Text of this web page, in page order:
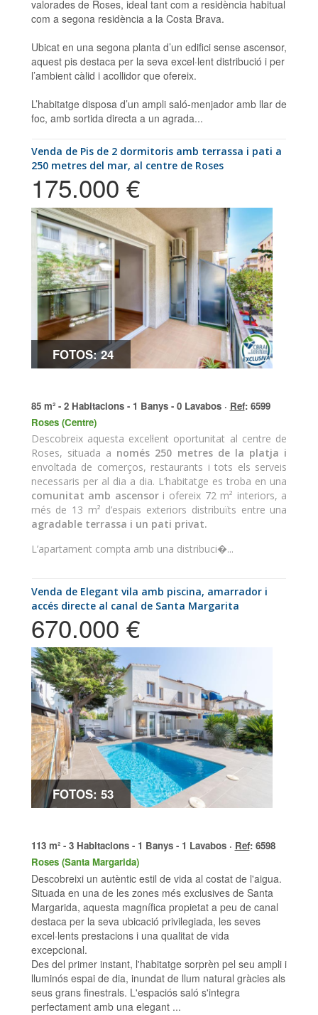
valorades de Roses, ideal tant com a residència habitual
com a segona residència a la Costa Brava.
Ubicat en una segona planta d’un edifici sense ascensor,
aquest pis destaca per la seva excel·lent distribució i per
l’ambient càlid i acollidor que ofereix.
L’habitatge disposa d’un ampli saló-menjador amb llar de
foc, amb sortida directa a un agrada...
Venda de Pis de 2 dormitoris amb terrassa i pati a
250 metres del mar, al centre de Roses
175.000 €
FOTOS: 24
85 m² - 2 Habitacions - 1 Banys - 0 Lavabos · Ref: 6599
Roses (Centre)
Descobreix aquesta excel·lent oportunitat al centre de
Roses, situada a només 250 metres de la platja i
envoltada de comerços, restaurants i tots els serveis
necessaris per al dia a dia. L’habitatge es troba en una
comunitat amb ascensori ofereix 72 m² interiors, a
més de 13 m² d’espais exteriors distribuïts entre una
agradable terrassa i un pati privat.
L’apartament compta amb una distribuci�...
Venda de Elegant vila amb piscina, amarrador i
accés directe al canal de Santa Margarita
670.000 €
FOTOS: 53
113 m² - 3 Habitacions - 1 Banys - 1 Lavabos · Ref: 6598
Roses (Santa Margarida)
Descobreixi un autèntic estil de vida al costat de l'aigua.
Situada en una de les zones més exclusives de Santa
Margarida, aquesta magnífica propietat a peu de canal
destaca per la seva ubicació privilegiada, les seves
excel·lents prestacions i una qualitat de vida
excepcional.
Des del primer instant, l'habitatge sorprèn pel seu ampli i
lluminós espai de dia, inundat de llum natural gràcies als
seus grans finestrals. L'espaciós saló s'integra
perfectament amb una elegant ...